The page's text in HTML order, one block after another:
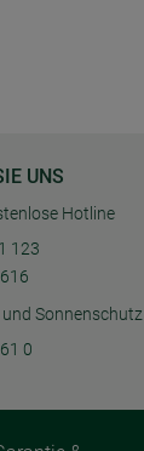
UNS
Hotline
123
Sonnenschutz
0